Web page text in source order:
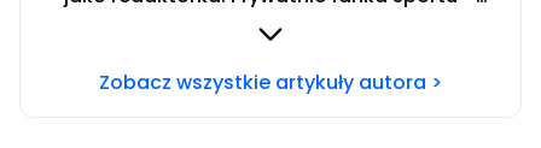
zwłaszcza siatkówki i miłośniczka zwierząt.
Zobacz wszystkie artykuły autora >